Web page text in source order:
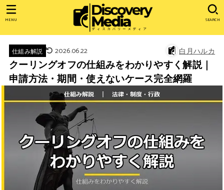
SEARCH
MENU
仕組み解説 2026.06.22 白月ハルカ
クーリングオフの仕組みをわかりやすく解説｜
申請方法・期間・使えないケース完全網羅